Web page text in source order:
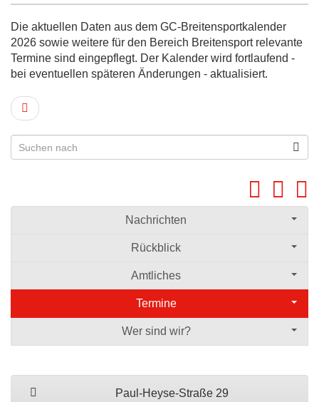
Die aktuellen Daten aus dem GC-Breitensportkalender
2026 sowie weitere für den Bereich Breitensport relevante
Termine sind eingepflegt. Der Kalender wird fortlaufend -
bei eventuellen späteren Änderungen - aktualisiert.
Nachrichten
Rückblick
Amtliches
Termine
Wer sind wir?
Paul-Heyse-Straße 29